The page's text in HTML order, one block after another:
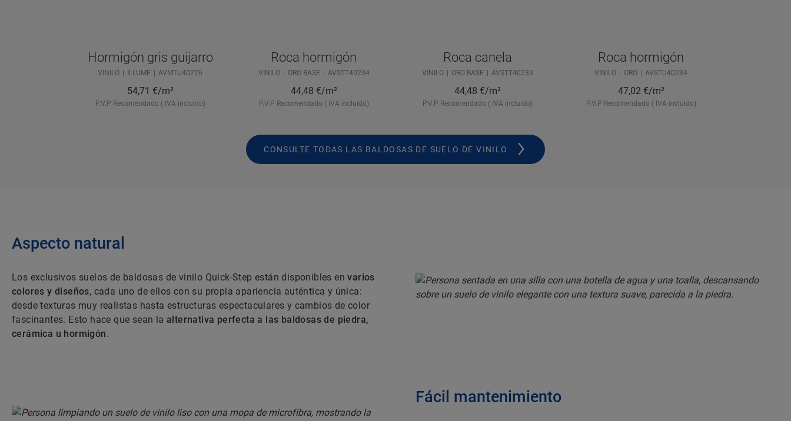
Hormigón gris guijarro
VINILO ILLUME AVMTU40276
54,71 €/m²
P.V.P Recomendado ( IVA incluido)
Roca hormigón
VINILO ORO BASE AVSTT40234
44,48 €/m²
P.V.P Recomendado ( IVA incluido)
Roca canela
VINILO ORO BASE AVSTT40233
44,48 €/m²
P.V.P Recomendado ( IVA incluido)
Roca hormigón
VINILO ORO AVSTU40234
47,02 €/m²
P.V.P Recomendado ( IVA incluido)
CONSULTE TODAS LAS BALDOSAS DE SUELO DE VINILO
Aspecto natural
Los exclusivos suelos de baldosas de vinilo Quick-Step están disponibles envarios
colores y diseños, cada uno de ellos con su propia apariencia auténtica y única:
desde texturas muy realistas hasta estructuras espectaculares y cambios de color
fascinantes. Esto hace que sean la alternativa perfecta a las baldosas de piedra,
cerámica u hormigón.
Fácil mantenimiento